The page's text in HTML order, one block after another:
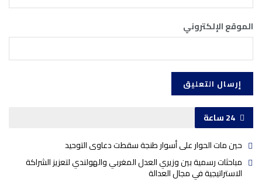
الموقع الإلكتروني
24 ساعة
حين مات الحوار على أسوار طنجة سقطت دعاوى التوحيد
مباحثات رسمية بين وزيري العدل المغربي والهولندي لتعزيز الشراكة
الاستراتيجية في مجال العدالة